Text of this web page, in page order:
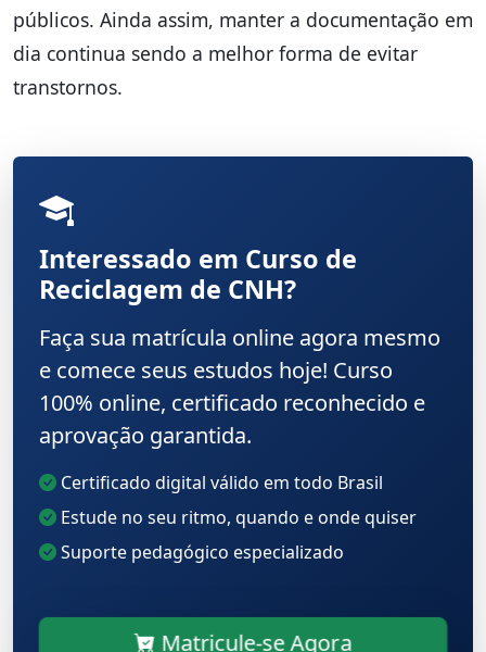
públicos. Ainda assim, manter a documentação em
dia continua sendo a melhor forma de evitar
transtornos.
Interessado em Curso de
Reciclagem de CNH?
Faça sua matrícula online agora mesmo
e comece seus estudos hoje! Curso
100% online, certificado reconhecido e
aprovação garantida.
Certificado digital válido em todo Brasil
Estude no seu ritmo, quando e onde quiser
Suporte pedagógico especializado
Matricule-se Agora